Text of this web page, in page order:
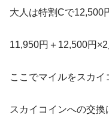
大人は特割Cで12,500
11,950円＋12,500円
ここでマイルをスカイ
スカイコインへの交